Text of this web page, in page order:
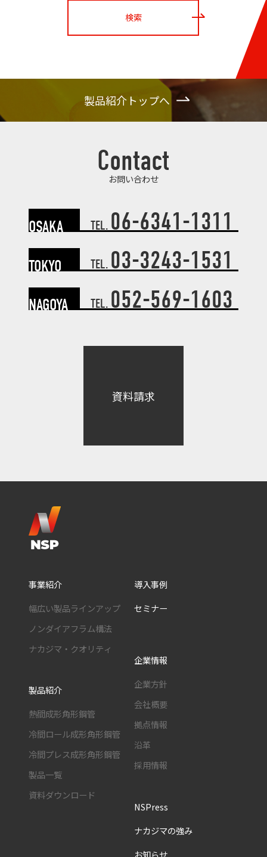
検索
製品紹介トップへ
Contact
お問い合わせ
OSAKA TEL. 06-6341-1311
TOKYO TEL. 03-3243-1531
NAGOYA TEL. 052-569-1603
資料請求
事業紹介
幅広い製品ラインアップ
ノンダイアフラム構法
ナカジマ・クオリティ
製品紹介
熱間成形角形鋼管
冷間ロール成形角形鋼管
冷間プレス成形角形鋼管
製品一覧
資料ダウンロード
導入事例
セミナー
企業情報
企業方針
会社概要
拠点情報
沿革
採用情報
NSPress
ナカジマの強み
お知らせ